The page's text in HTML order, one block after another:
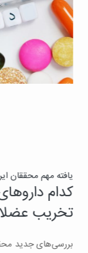
یافته مهم محققان
کدام
تخریب
بررسی‌های جدید